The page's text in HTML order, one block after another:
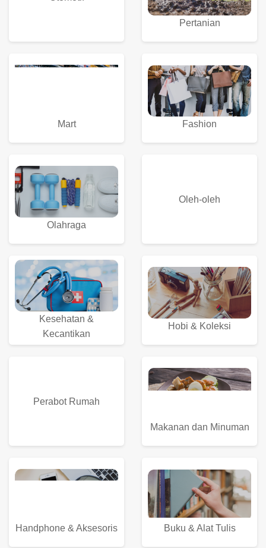
Pertanian
Mart Fashion
Olahraga
Oleh-oleh
Kesehatan &
Kecantikan
Hobi & Koleksi
Perabot Rumah
Makanan dan Minuman
Handphone & Aksesoris Buku & Alat Tulis